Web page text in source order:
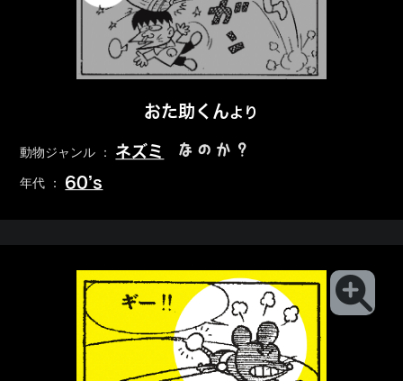
おた助くんより
動物ジャンル ： ネズミ なのか？
年代 ： 60’s